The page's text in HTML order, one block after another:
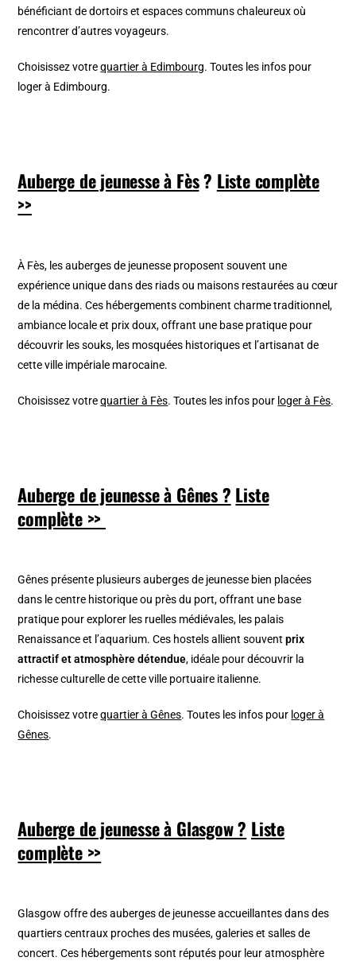
bénéficiant de dortoirs et espaces communs chaleureux où
rencontrer d’autres voyageurs.
Choisissez votrequartier à Edimbourg. Toutes les infos pour
loger à Edimbourg.
Auberge de jeunesse à Fès? Liste complète
>>
À Fès, les auberges de jeunesse proposent souvent une
expérience unique dans des riads ou maisons restaurées au cœur
de la médina. Ces hébergements combinent charme traditionnel,
ambiance locale et prix doux, offrant une base pratique pour
découvrir les souks, les mosquées historiques et l’artisanat de
cette ville impériale marocaine.
Choisissez votrequartier à Fès. Toutes les infos pour loger à Fès.
Auberge de jeunesse à Gênes ? Liste
complète >>
Gênes présente plusieurs auberges de jeunesse bien placées
dans le centre historique ou près du port, offrant une base
pratique pour explorer les ruelles médiévales, les palais
Renaissance et l’aquarium. Ces hostels allient souventprix
attractif et atmosphère détendue, idéale pour découvrir la
richesse culturelle de cette ville portuaire italienne.
Choisissez votrequartier à Gênes. Toutes les infos pour loger à
Gênes.
Auberge de jeunesse à Glasgow ? Liste
complète >>
Glasgow offre des auberges de jeunesse accueillantes dans des
quartiers centraux proches des musées, galeries et salles de
concert. Ces hébergements sont réputés pour leur atmosphère